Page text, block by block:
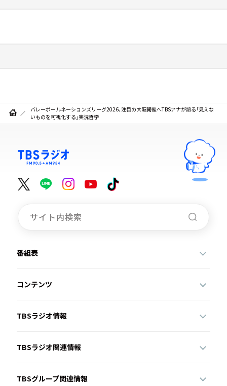
バレーボールネーションズリーグ2026、注目の大阪開催へ――TBSアナが語る「見えな
いものを可視化する」実況哲学
番組表
コンテンツ
TBSラジオ情報
TBSラジオ関連情報
TBSグループ関連情報